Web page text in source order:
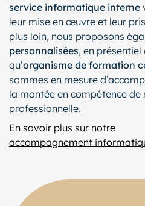
service informatique interne
leur mise en œuvre et leur
plus loin, nous proposons
personnalisées, en
qu’organisme de formation
sommes en mesure
la montée en compétence
professionnelle.
En savoir plus sur notre
accompagnement